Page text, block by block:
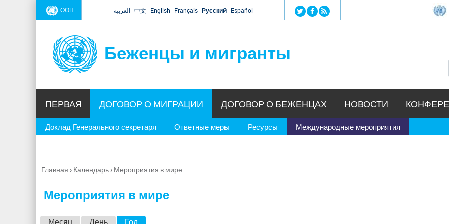
Jump to navigation
ООН العربية 中文 English Français Русский Español
Беженцы и мигранты
ПЕРВАЯ ДОГОВОР О МИГРАЦИИ
Доклад Генерального секретаря Ответные меры Ресурсы Международные мероприятия
ДОГОВОР О БЕЖЕНЦАХ НОВОСТИ
Вы
Главная › Календарь› Мероприятия в мире
Мероприятия в мире